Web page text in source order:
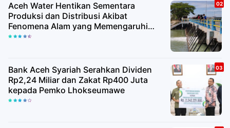
Aceh Water Hentikan Sementara
Produksi dan Distribusi Akibat
Fenomena Alam yang Memengaruhi
Kualitas Air Baku
Bank Aceh Syariah Serahkan Dividen
Rp2,24 Miliar dan Zakat Rp400 Juta
kepada Pemko Lhokseumawe